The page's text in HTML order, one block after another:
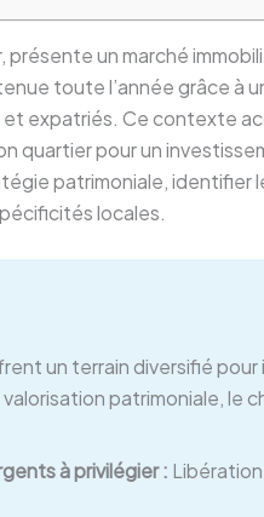
présente un marché
toute l’année grâce à
expatriés. Ce contexte
quartier pour un
patrimoniale,
locales.
un terrain diversifié
patrimoniale, le
à privilégier :